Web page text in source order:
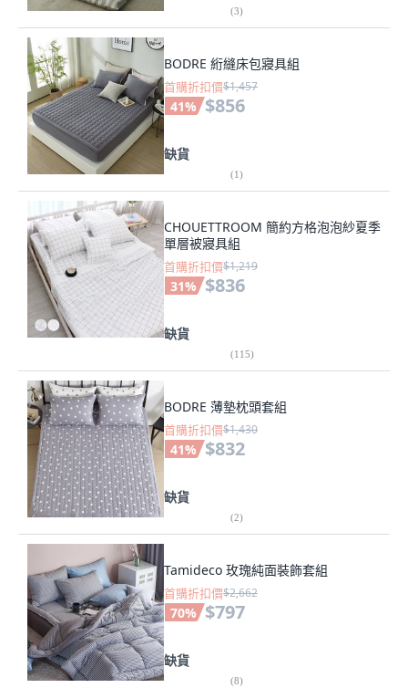
(3)
BODRE 絎縫床包寢具組
首購折扣價$1,457
41% $856
缺貨
(1)
CHOUETTROOM 簡約方格泡泡紗夏季
單層被寢具組
首購折扣價$1,219
31% $836
缺貨
(115)
BODRE 薄墊枕頭套組
首購折扣價$1,430
41% $832
缺貨
(2)
Tamideco 玫瑰純面裝飾套組
首購折扣價$2,662
70% $797
缺貨
(8)